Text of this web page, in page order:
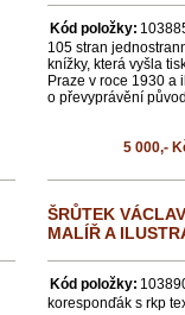
Kód položky:
105 stran
knížky, která vyšla
Praze v roce 1930 a
o převyprávění
5 000,-
ŠRŮTEK
MALÍŘ A
Kód položky:
koresponďák s rkp